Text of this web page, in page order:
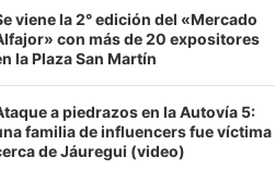
viene la 2° edición del «Mercado
con más de 20 expositores
la Plaza San Martín
a piedrazos en la Autovía 5:
familia de influencers fue víctima
de Jáuregui (video)